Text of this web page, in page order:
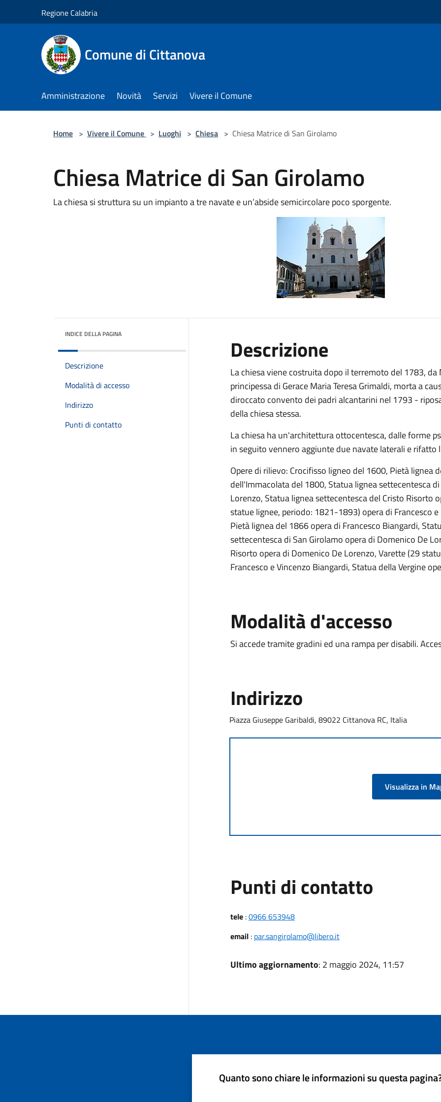
Regione Calabria
Comune di Cittanova
Amministrazione Novità Servizi Vivere il Comune
Home > Vivere il Comune > Luoghi > Chiesa > Chiesa Matrice di San Girolamo
Chiesa Matrice di San Girolamo
La chiesa si struttura su un impianto a tre navate e un’abside semicircolare poco sporgente.
INDICE DELLA PAGINA
Descrizione
Modalità di accesso
Indirizzo
Punti di contatto
Descrizione
La chiesa viene costruita dopo il terremoto del 1783,
principessa di Gerace Maria Teresa Grimaldi, morta a
diroccato convento dei padri alcantarini nel 1793 -
della chiesa stessa.
La chiesa ha un'architettura ottocentesca, dalle forme
in seguito vennero aggiunte due navate laterali e
Opere di rilievo: Crocifisso ligneo del 1600, Pietà lignea
dell'Immacolata del 1800, Statua lignea settecentesca
Lorenzo, Statua lignea settecentesca del Cristo Risorto
statue lignee, periodo: 1821-1893) opera di Francesco
Pietà lignea del 1866 opera di Francesco Biangardi,
settecentesca di San Girolamo opera di Domenico De
Risorto opera di Domenico De Lorenzo, Varette (29
Francesco e Vincenzo Biangardi, Statua della Vergine
Modalità d'accesso
Si accede tramite gradini ed una rampa per disabili.
Indirizzo
Piazza Giuseppe Garibaldi, 89022 Cittanova RC, Italia
Visualizza in
Punti di contatto
tele:0966 653948
email: par.sangirolamo@libero.it
Ultimo aggiornamento: 2 maggio 2024, 11:57
Quanto sono chiare le informazioni su questa